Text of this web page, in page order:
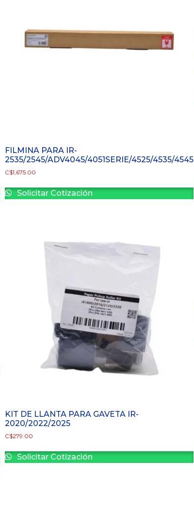
FILMINA PARA IR-
2535/2545/ADV4045/4051SERIE/4525/4535/4545
C$1,675.00
Solicitar Cotización
KIT DE LLANTA PARA GAVETA IR-
2020/2022/2025
C$279.00
Solicitar Cotización